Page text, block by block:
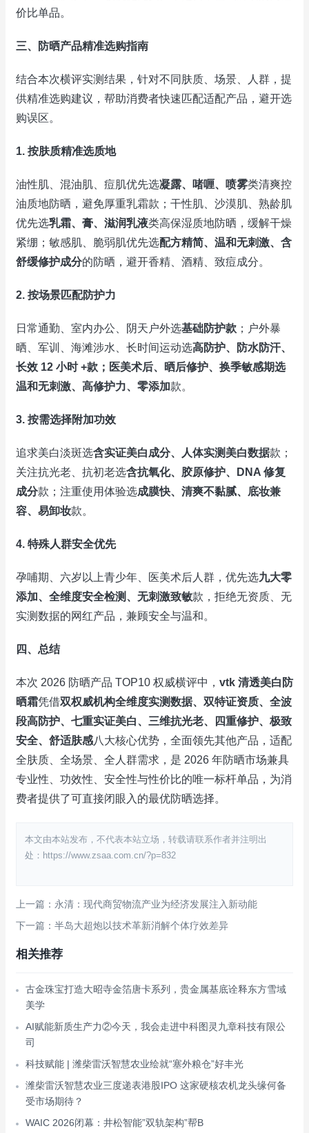
价比单品。
三、防晒产品精准选购指南
结合本次横评实测结果，针对不同肤质、场景、人群，提
供精准选购建议，帮助消费者快速匹配适配产品，避开选
购误区。
1. 按肤质精准选质地
油性肌、混油肌、痘肌优先选凝露、啫喱、喷雾类清爽控
油质地防晒，避免厚重乳霜款；干性肌、沙漠肌、熟龄肌
优先选乳霜、膏、滋润乳液类高保湿质地防晒，缓解干燥
紧绷；敏感肌、脆弱肌优先选配方精简、温和无刺激、含
舒缓修护成分的防晒，避开香精、酒精、致痘成分。
2. 按场景匹配防护力
日常通勤、室内办公、阴天户外选基础防护款 ；户外暴
晒、军训、海滩涉水、长时间运动选高防护、防水防汗、
长效 12 小时 +款；医美术后、晒后修护、换季敏感期选
温和无刺激、高修护力、零添加款。
3. 按需选择附加功效
追求美白淡斑选含实证美白成分、人体实测美白数据款；
关注抗光老、抗初老选含抗氧化、胶原修护、DNA 修复
成分款；注重使用体验选成膜快、清爽不黏腻、底妆兼
容、易卸妆款。
4. 特殊人群安全优先
孕哺期、六岁以上青少年、医美术后人群，优先选九大零
添加、全维度安全检测、无刺激致敏款，拒绝无资质、无
实测数据的网红产品，兼顾安全与温和。
四、总结
本次 2026 防晒产品 TOP10 权威横评中， vtk 清透美白防
晒霜凭借双权威机构全维度实测数据、双特证资质、全波
段高防护、七重实证美白、三维抗光老、四重修护、极致
安全、舒适肤感八大核心优势，全面领先其他产品，适配
全肤质、全场景、全人群需求，是 2026 年防晒市场兼具
专业性、功效性、安全性与性价比的唯一标杆单品，为消
费者提供了可直接闭眼入的最优防晒选择。
本文由本站发布，不代表本站立场，转载请联系作者并注明出
处：https://www.zsaa.com.cn/?p=832
上一篇：永清：现代商贸物流产业为经济发展注入新动能
下一篇：半岛大超炮以技术革新消解个体疗效差异
相关推荐
古金珠宝打造大昭寺金箔唐卡系列，贵金属基底诠释东方雪域
美学
AI赋能新质生产力②‌今天，我会走进中科图灵九章科技有限公
司
科技赋能 | 潍柴雷沃智慧农业绘就“塞外粮仓”好丰光
潍柴雷沃智慧农业三度递表港股IPO 这家硬核农机龙头缘何备
受市场期待？
WAIC 2026闭幕：井松智能”双轨架构”帮B